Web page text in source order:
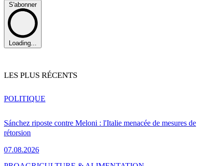
S'abonner
Loading...
LES PLUS RÉCENTS
Sánchez riposte contre Meloni : l'Italie menacée de mesures de
rétorsion
07.08.2026
POLITIQUE